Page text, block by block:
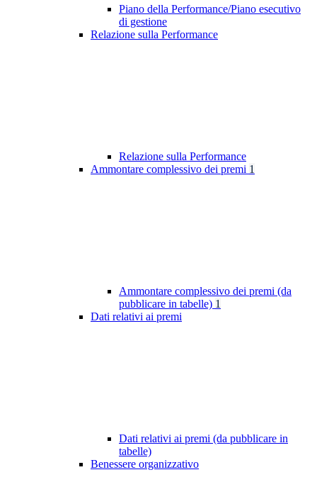
Piano della Performance/Piano esecutivo
di gestione
Relazione sulla Performance
Relazione sulla Performance
Ammontare complessivo dei premi 1
Ammontare complessivo dei premi (da
pubblicare in tabelle) 1
Dati relativi ai premi
Dati relativi ai premi (da pubblicare in
tabelle)
Benessere organizzativo